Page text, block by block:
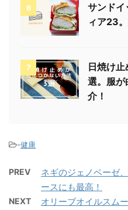
6
サンドイ
ィア23
7
日焼け
選。服が
介！
-健康
PREV
ネギのジェノベーゼ
ースにも最高！
NEXT
オリーブオイルスム